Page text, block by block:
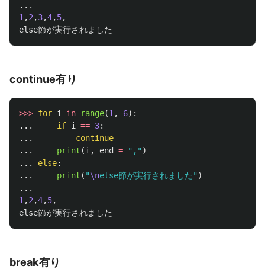
...
1 ,2 ,3,4,5,
else節が実行されました
continue有り
>>> for i in range(1 , 6):
...
if i == 3:
...
continue
...
print (i , end = " , " )
...
else:
...
print ( "\nelse節が実行されました " )
...
1 ,2 ,4,5,
else節が実行されました
break有り